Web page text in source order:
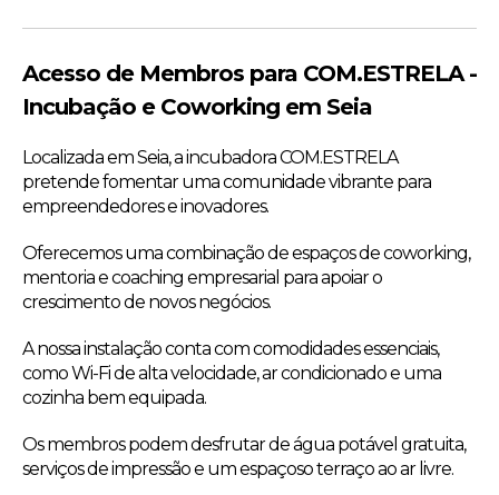
Acesso de Membros para COM.ESTRELA -
Incubação e Coworking em Seia
Localizada em Seia, a incubadora COM.ESTRELA
pretende fomentar uma comunidade vibrante para
empreendedores e inovadores.
Oferecemos uma combinação de espaços de coworking,
mentoria e coaching empresarial para apoiar o
crescimento de novos negócios.
A nossa instalação conta com comodidades essenciais,
como Wi-Fi de alta velocidade, ar condicionado e uma
cozinha bem equipada.
Os membros podem desfrutar de água potável gratuita,
serviços de impressão e um espaçoso terraço ao ar livre.